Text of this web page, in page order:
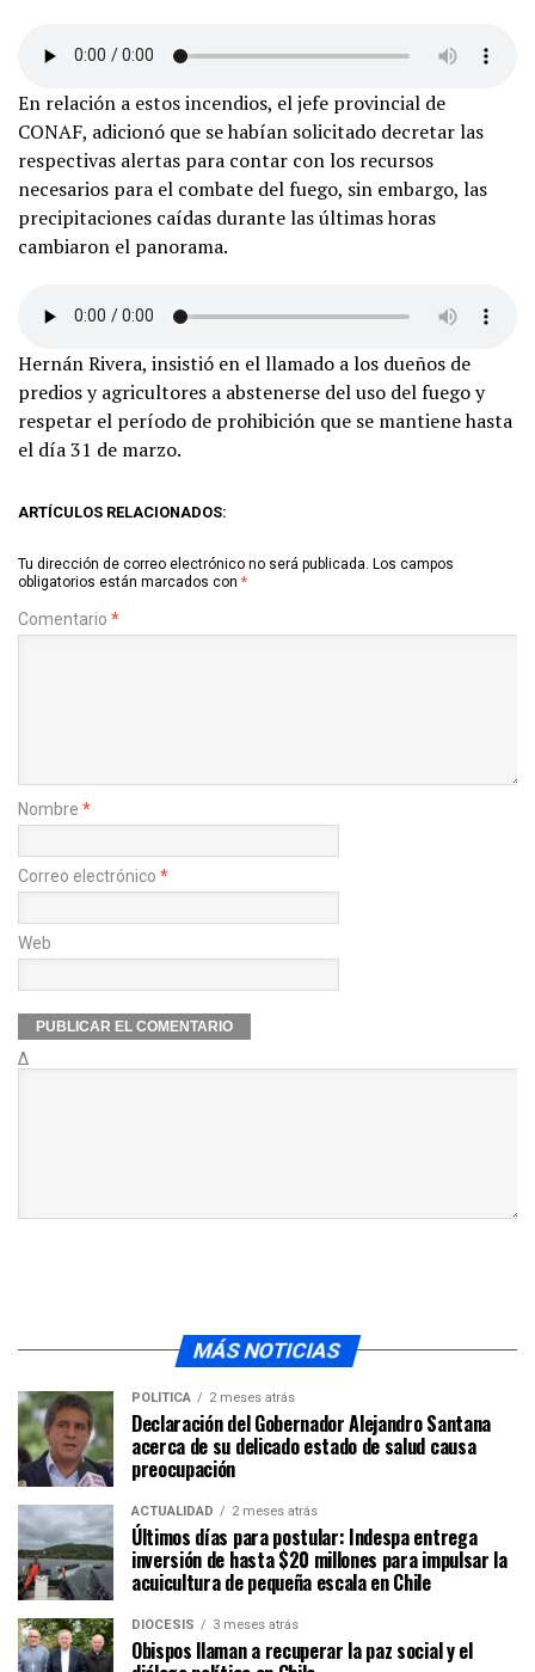
En relación a estos incendios, el jefe provincial de
CONAF, adicionó que se habían solicitado decretar las
respectivas alertas para contar con los recursos
necesarios para el combate del fuego, sin embargo, las
precipitaciones caídas durante las últimas horas
cambiaron el panorama.
Hernán Rivera, insistió en el llamado a los dueños de
predios y agricultores a abstenerse del uso del fuego y
respetar el período de prohibición que se mantiene hasta
el día 31 de marzo.
ARTÍCULOS RELACIONADOS:
Tu dirección de correo electrónico no será publicada. Los campos
obligatorios están marcados con *
Comentario *
Nombre *
Correo electrónico *
Web
Δ
MÁS NOTICIAS
POLÍTICA 2 meses atrás
Declaración del Gobernador Alejandro Santana
acerca de su delicado estado de salud causa
preocupación
ACTUALIDAD 2 meses atrás
Últimos días para postular: Indespa entrega
inversión de hasta $20 millones para impulsar la
acuicultura de pequeña escala en Chile
DIÓCESIS 3 meses atrás
Obispos llaman a recuperar la paz social y el